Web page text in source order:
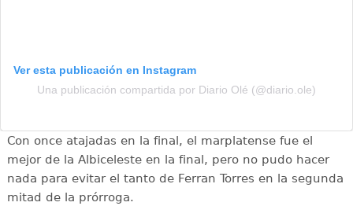
Ver esta publicación en Instagram
Una publicación compartida por Diario Olé (@diario.ole)
Con once atajadas en la final, el marplatense fue el
mejor de la Albiceleste en la final, pero no pudo hacer
nada para evitar el tanto de Ferran Torres en la segunda
mitad de la prórroga.